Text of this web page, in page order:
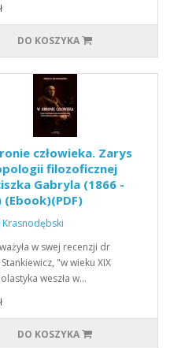
DO KOSZYKA
człowieka. Zarys
filozoficznej
Gabryla (1866 -
(Ebook)(PDF)
Krasnodębski
w swej recenzji dr
"w wieku XIX
weszła w…
DO KOSZYKA